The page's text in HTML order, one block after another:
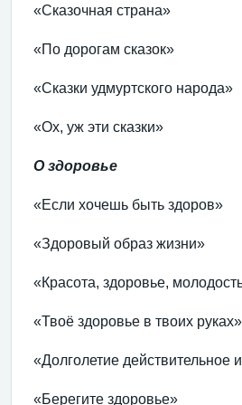
«Сказочная страна»
«По дорогам сказок»
«Сказки удмуртского народа»
«Ох, уж эти сказки»
О здоровье
«Если хочешь быть здоров»
«Здоровый образ жизни»
«Красота, здоровье,
«Твоё здоровье в твоих руках»
«Долголетие действительное
«Берегите здоровье»